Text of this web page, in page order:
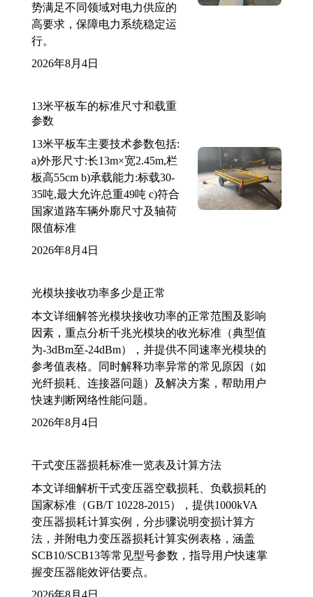
势满足不同领域对电力供应的
高要求，保障电力系统稳定运
行。
2026年8月4日
13米平板车的标准尺寸和载重
参数
13米平板车主要技术参数包括:
a)外形尺寸:长13m×宽2.45m,栏
板高55cm b)承载能力:标载30-
35吨,最大允许总重49吨 c)符合
国家道路车辆外廓尺寸及轴荷
限值标准
2026年8月4日
光模块接收功率多少是正常
本文详细解答光模块接收功率的正常范围及影响
因素，重点分析千兆光模块的收光标准（典型值
为-3dBm至-24dBm），并提供不同速率光模块的
参考值表格。同时解释功率异常的常见原因（如
光纤损耗、连接器问题）及解决方案，帮助用户
快速判断网络性能问题。
2026年8月4日
干式变压器损耗标准一览表及计算方法
本文详细解析干式变压器空载损耗、负载损耗的
国家标准（GB/T 10228-2015），提供1000kVA
变压器损耗计算实例，分步骤说明变损计算方
法，并附电力变压器损耗计算实例表格，涵盖
SCB10/SCB13等常见型号参数，指导用户快速掌
握变压器能效评估要点。
2026年8月4日